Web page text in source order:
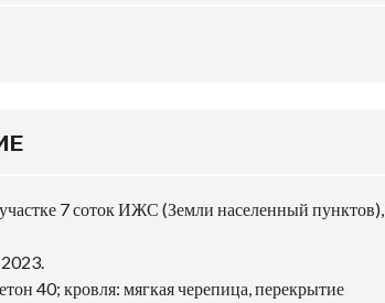
7 соток ИЖС (Земли населенный пунктов),
40; кровля: мягкая черепица, перекрытие